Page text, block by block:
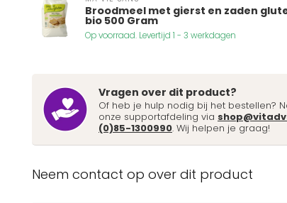
Broodmeel met gierst en zaden
bio 500 Gram
Op voorraad. Levertijd 1 - 3 werkdagen
Vragen over dit product?
Of heb je hulp nodig bij het bestellen?
onze supportafdeling via
(0)85-1300990. Wij helpen je graag!
Neem contact op over dit product